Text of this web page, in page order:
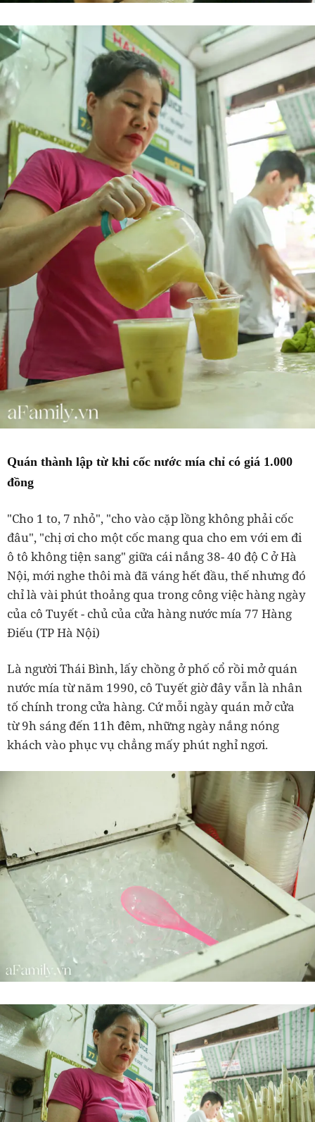
Quán thành lập từ khi cốc nước mía chỉ có giá 1.000
đồng
"Cho 1 to, 7 nhỏ", "cho vào cặp lồng không phải cốc
đâu", "chị ơi cho một cốc mang qua cho em với em đi
ô tô không tiện sang" giữa cái nắng 38- 40 độ C ở Hà
Nội, mới nghe thôi mà đã váng hết đầu, thế nhưng đó
chỉ là vài phút thoảng qua trong công việc hàng ngày
của cô Tuyết - chủ của cửa hàng nước mía 77 Hàng
Điếu (TP Hà Nội)
Là người Thái Bình, lấy chồng ở phố cổ rồi mở quán
nước mía từ năm 1990, cô Tuyết giờ đây vẫn là nhân
tố chính trong cửa hàng. Cứ mỗi ngày quán mở cửa
từ 9h sáng đến 11h đêm, những ngày nắng nóng
khách vào phục vụ chẳng mấy phút nghỉ ngơi.